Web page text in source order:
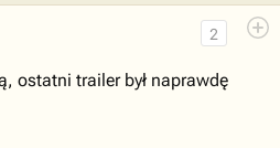
2
ostatni trailer był naprawdę